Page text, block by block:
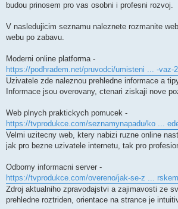
budou prinosem pro vas osobni i profesni rozvoj.
V nasledujicim seznamu naleznete rozmanite
webu po zabavu.
Moderni online platforma -
https://podhradem.net/pruvodci/umisteni ... -vaz-
Uzivatele zde naleznou prehledne informace a
Informace jsou overovany, ctenari ziskaji nove
Web plnych praktickych pomucek -
https://tvprodukce.com/seznamynapadu/ko ...
Velmi uzitecny web, ktery nabizi ruzne online
jak pro bezne uzivatele internetu, tak pro
Odborny informacni server -
https://tvprodukce.com/overeno/jak-se-z ...
Zdroj aktualniho zpravodajstvi a zajimavosti ze
prehledne roztriden, orientace na strance je